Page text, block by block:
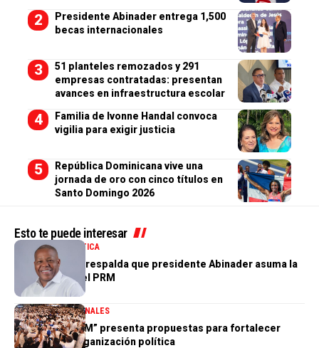
Presidente Abinader entrega 1,500
becas internacionales
51 planteles remozados y 291
empresas contratadas: presentan
avances en infraestructura escolar
Familia de Ivonne Handal convoca
vigilia para exigir justicia
República Dominicana vive una
jornada de oro con cinco títulos en
Santo Domingo 2026
Esto te puede interesar
NACIONALES POLÍTICA
Adán Peguero respalda que presidente Abinader asuma la
presidencia del PRM
DESTACADANACIONALES
“Hablemos PRM” presenta propuestas para fortalecer
futuro de la organización política